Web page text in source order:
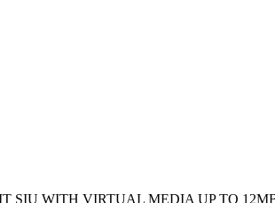
SIU WITH VIRTUAL MEDIA UP TO